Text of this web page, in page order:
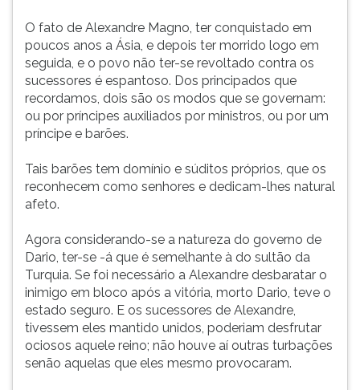
O fato de Alexandre Magno, ter conquistado em
poucos anos a Ásia, e depois ter morrido logo em
seguida, e o povo não ter-se revoltado contra os
sucessores é espantoso. Dos principados que
recordamos, dois são os modos que se governam:
ou por príncipes auxiliados por ministros, ou por um
príncipe e barões.
Tais barões tem domínio e súditos próprios, que os
reconhecem como senhores e dedicam-lhes natural
afeto.
Agora considerando-se a natureza do governo de
Dario, ter-se -á que é semelhante à do sultão da
Turquia. Se foi necessário a Alexandre desbaratar o
inimigo em bloco após a vitória, morto Dario, teve o
estado seguro. E os sucessores de Alexandre,
tivessem eles mantido unidos, poderiam desfrutar
ociosos aquele reino; não houve aí outras turbações
senão aquelas que eles mesmo provocaram.